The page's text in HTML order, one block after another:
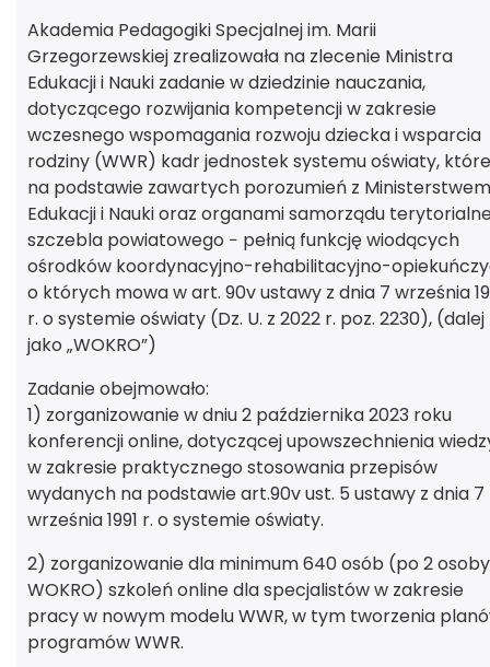
Akademia Pedagogiki Specjalnej im. Marii
Grzegorzewskiej zrealizowała na zlecenie Ministra
Edukacji i Nauki zadanie w dziedzinie nauczania,
dotyczącego rozwijania kompetencji w zakresie
wczesnego wspomagania rozwoju dziecka i wsparcia
rodziny (WWR) kadr jednostek systemu oświaty, które
na podstawie zawartych porozumień z Ministerstwem
Edukacji i Nauki oraz organami samorządu
szczebla powiatowego − pełnią funkcję wiodących
ośrodków koordynacyjno-rehabilitacyjno-
o których mowa w art. 90v ustawy z dnia 7 września
r. o systemie oświaty (Dz. U. z 2022 r. poz. 2230), (dalej
jako „WOKRO”)
Zadanie obejmowało:
1) zorganizowanie w dniu 2 października 2023 roku
konferencji online, dotyczącej upowszechnienia
w zakresie praktycznego stosowania przepisów
wydanych na podstawie art.90v ust. 5 ustawy z dnia 7
września 1991 r. o systemie oświaty.
2) zorganizowanie dla minimum 640 osób (po 2
WOKRO) szkoleń online dla specjalistów w zakresie
pracy w nowym modelu WWR, w tym tworzenia
programów WWR.